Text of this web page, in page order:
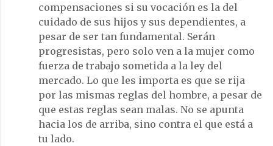
compensaciones si su vocación es la del
cuidado de sus hijos y sus dependientes, a
pesar de ser tan fundamental. Serán
progresistas, pero solo ven a la mujer como
fuerza de trabajo sometida a la ley del
mercado. Lo que les importa es que se rija
por las mismas reglas del hombre, a pesar de
que estas reglas sean malas. No se apunta
hacia los de arriba, sino contra el que está a
tu lado.